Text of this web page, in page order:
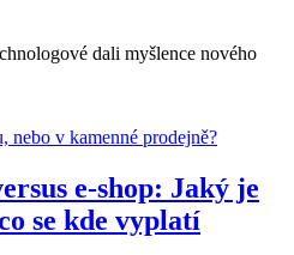
dali myšlence nového
e-shop: Jaký je
se kde vyplatí